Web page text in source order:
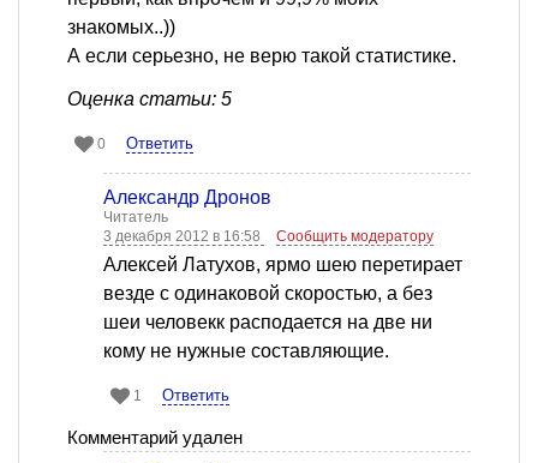
знакомых..))
А если серьезно, не верю такой статистике.
Оценка статьи: 5
0 Ответить
Александр Дронов
Читатель
3 декабря 2012 в 16:58
Сообщить модератору
Алексей Латухов, ярмо шею перетирает
везде с одинаковой скоростью, а без
шеи человекк расподается на две ни
кому не нужные составляющие.
1 Ответить
Комментарий удален